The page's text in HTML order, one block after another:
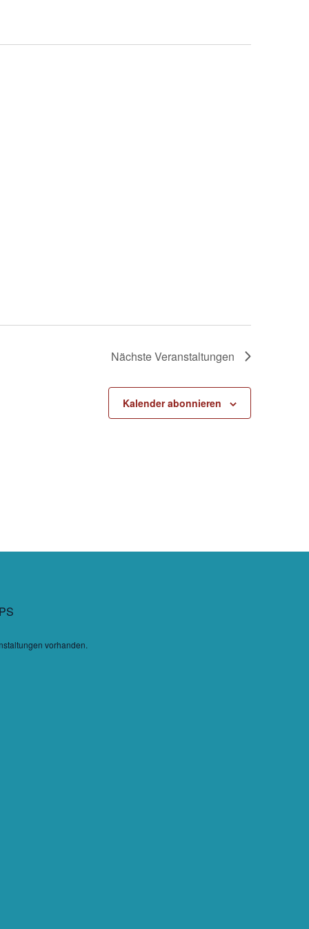
NächsteVeranstaltungen
Kalender abonnieren
vorhanden.